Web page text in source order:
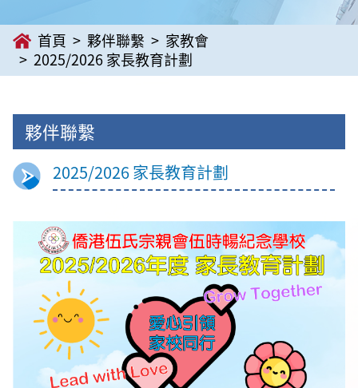
首頁 夥伴聯繫
家教會
2025/2026 家長教育計劃
夥伴聯繫
2025/2026 家長教育計劃